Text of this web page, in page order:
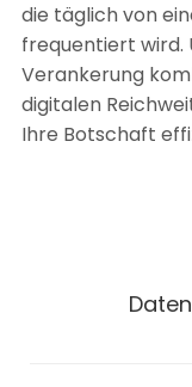
die täglich von
frequentiert wird.
Verankerung
digitalen
Ihre Botschaft